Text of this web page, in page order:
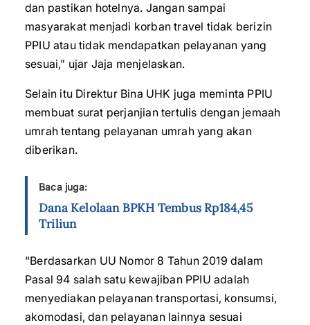
dan pastikan hotelnya. Jangan sampai
masyarakat menjadi korban travel tidak berizin
PPIU atau tidak mendapatkan pelayanan yang
sesuai,” ujar Jaja menjelaskan.
Selain itu Direktur Bina UHK juga meminta PPIU
membuat surat perjanjian tertulis dengan jemaah
umrah tentang pelayanan umrah yang akan
diberikan.
Baca juga:
Dana Kelolaan BPKH Tembus Rp184,45
Triliun
“Berdasarkan UU Nomor 8 Tahun 2019 dalam
Pasal 94 salah satu kewajiban PPIU adalah
menyediakan pelayanan transportasi, konsumsi,
akomodasi, dan pelayanan lainnya sesuai